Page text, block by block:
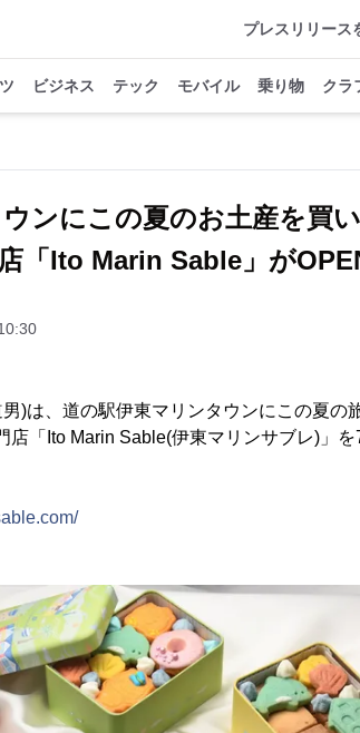
プレスリリース
ビジネス テック モバイル 乗り物 クラ
ンにこの夏のお土産を買
「Ito Marin Sable」が
)は、道の駅伊東マリンタウンにこの夏の
店「Ito Marin Sable(伊東マリンサブレ)」